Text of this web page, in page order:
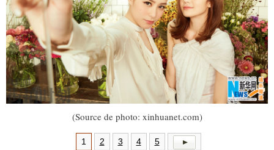
TOURISME DOCUMENTS
DOSSIERS PHOTOS
VIDÉOS
(Source de photo: xinhuanet.com)
1 2 3 4 5